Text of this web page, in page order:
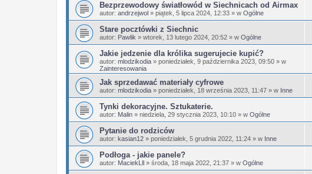
Bezprzewodowy światłowód w Siechnicach od Airmax
autor: andrzejwol » piątek, 5 lipca 2024, 12:33 » w Ogólne
Stare pocztówki z Siechnic
autor: Pawlik » wtorek, 13 lutego 2024, 20:52 » w Ogólne
Jakie jedzenie dla królika sugerujecie kupić?
autor: mlodzikodia » poniedziałek, 9 października 2023, 09:50 » w
Zainteresowania
Jak sprzedawać materiały cyfrowe
autor: mlodzikodia » poniedziałek, 18 września 2023, 11:47 » w Inne
Tynki dekoracyjne. Sztukaterie.
autor: Malin » niedziela, 29 stycznia 2023, 10:10 » w Ogólne
Pytanie do rodziców
autor: kasian12 » poniedziałek, 5 grudnia 2022, 11:24 » w Inne
Podłoga - jakie panele?
autor: MaciekLll » środa, 18 maja 2022, 21:37 » w Ogólne